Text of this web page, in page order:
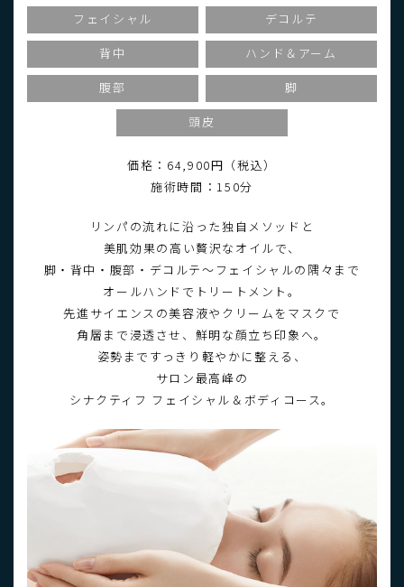
フェイシャル
デコルテ
背中
ハンド＆アーム
腹部
脚
頭皮
価格：64,900円（税込）
施術時間：150分
リンパの流れに沿った独自メソッドと
美肌効果の高い贅沢なオイルで、
脚・背中・腹部・デコルテ～フェイシャルの隅々まで
オールハンドでトリートメント。
先進サイエンスの美容液やクリームをマスクで
角層まで浸透させ、鮮明な顔立ち印象へ。
姿勢まですっきり軽やかに整える、
サロン最高峰の
シナクティフ フェイシャル＆ボディコース。